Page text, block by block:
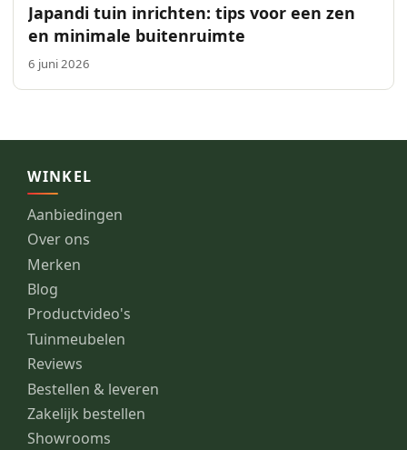
Japandi tuin inrichten: tips voor een zen
en minimale buitenruimte
6 juni 2026
WINKEL
Aanbiedingen
Over ons
Merken
Blog
Productvideo's
Tuinmeubelen
Reviews
Bestellen & leveren
Zakelijk bestellen
Showrooms